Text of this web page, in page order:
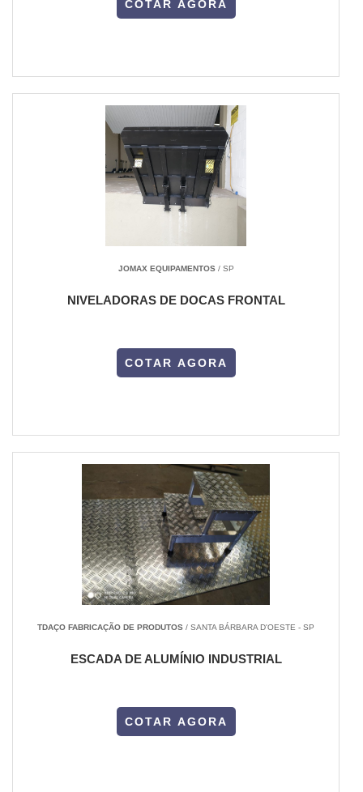
COTAR AGORA
JOMAX EQUIPAMENTOS/ SP
NIVELADORAS DE DOCAS FRONTAL
COTAR AGORA
TDAÇO FABRICAÇÃO DE PRODUTOS / SANTA BÁRBARA D'OESTE - SP
ESCADA DE ALUMÍNIO INDUSTRIAL
COTAR AGORA